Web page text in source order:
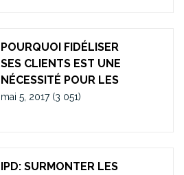
POURQUOI FIDÉLISER
SES CLIENTS EST UNE
NÉCESSITÉ POUR LES
mai 5, 2017 (3 051)
IPD: SURMONTER LES